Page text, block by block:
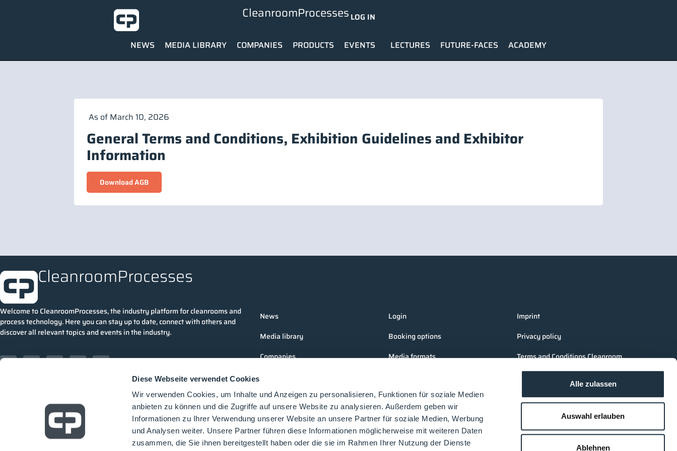
Diese Webseite verwendet Cookies
Wir verwenden Cookies, um Inhalte und Anzeigen zu personalisieren, Funktionen für soziale Medien
anbieten zu können und die Zugriffe auf unsere Website zu analysieren. Außerdem geben wir
Informationen zu Ihrer Verwendung unserer Website an unsere Partner für soziale Medien, Werbung
und Analysen weiter. Unsere Partner führen diese Informationen möglicherweise mit weiteren Daten
zusammen, die Sie ihnen bereitgestellt haben oder die sie im Rahmen Ihrer Nutzung der Dienste
Alle zulassen
Auswahl erlauben
Ablehnen
CleanroomProcesses LOG IN
NEWS MEDIA LIBRARY COMPANIES PRODUCTS EVENTS LECTURES FUTURE-FACES ACADEMY
As of March 10, 2026
General Terms and Conditions, Exhibition Guidelines and Exhibitor
Information
Download AGB
CleanroomProcesses
Welcome to CleanroomProcesses, the industry platform for cleanrooms and
process technology. Here you can stay up to date, connect with others and
discover all relevant topics and events in the industry.
News
Media library
Companies
Events
Lectures
Future-Faces
Login
Booking options
Media formats
Imprint
Privacy policy
Terms and Conditions Cleanroom
AGB LOUNGES Visitors
AGB LOUNGES Exhibitors